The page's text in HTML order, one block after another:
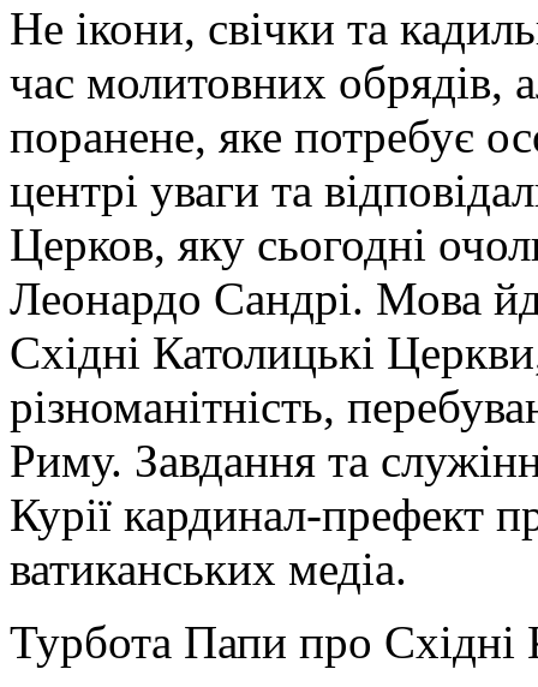
Не ікони, свічки та
час молитовних обрядів,
поранене, яке потребує
центрі уваги та
Церков, яку сьогодні
Леонардо Сандрі. Мова
Східні Католицькі
різноманітність,
Риму. Завдання та
Курії кардинал-префект
ватиканських медіа.
Турбота Папи про Східні